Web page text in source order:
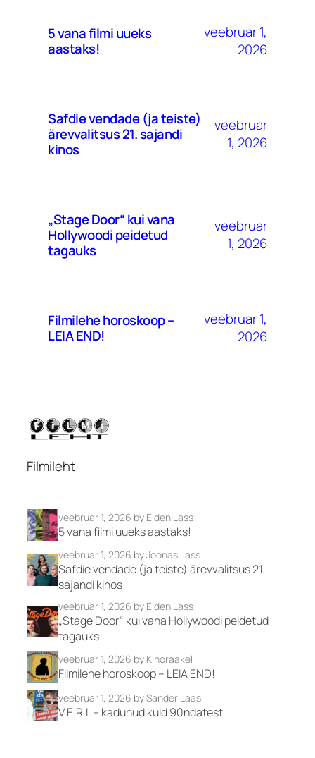
5 vana filmi uueks
aastaks!
veebruar 1,
2026
Safdie vendade (ja teiste)
ärevvalitsus 21. sajandi
kinos
veebruar
1, 2026
„Stage Door“ kui vana
Hollywoodi peidetud
tagauks
veebruar
1, 2026
Filmilehe horoskoop –
LEIA END!
veebruar 1,
2026
Filmileht
veebruar 1, 2026 by Eiden Lass
5 vana filmi uueks aastaks!
veebruar 1, 2026 by Joonas Lass
Safdie vendade (ja teiste) ärevvalitsus 21.
sajandi kinos
veebruar 1, 2026 by Eiden Lass
„Stage Door“ kui vana Hollywoodi peidetud
tagauks
veebruar 1, 2026 by Kinoraakel
Filmilehe horoskoop – LEIA END!
veebruar 1, 2026 by Sander Laas
V.E.R.I. – kadunud kuld 90ndatest